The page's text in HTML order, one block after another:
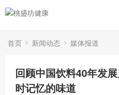
首页 新闻动态 媒体报道
回顾中国饮料40年发
时记忆的味道